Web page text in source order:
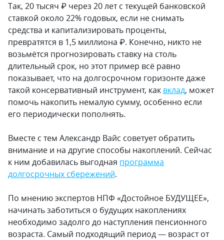
Так, 20 тысяч ₽ через 20 лет с текущей банковской
ставкой около 22% годовых, если не снимать
средства и капитализировать проценты,
превратятся в 1,5 миллиона ₽. Конечно, никто не
возьмётся прогнозировать ставку на столь
длительный срок, но этот пример всё равно
показывает, что на долгосрочном горизонте даже
такой консервативный инструмент, как вклад, может
помочь накопить немалую сумму, особенно если
его периодически пополнять.
Вместе с тем Александр Вайс советует обратить
внимание и на другие способы накоплений. Сейчас
к ним добавилась выгодная программа
долгосрочных сбережений.
По мнению экспертов НПФ «Достойное БУДУЩЕЕ»,
начинать заботиться о будущих накоплениях
необходимо задолго до наступления пенсионного
возраста. Самый подходящий период — возраст от